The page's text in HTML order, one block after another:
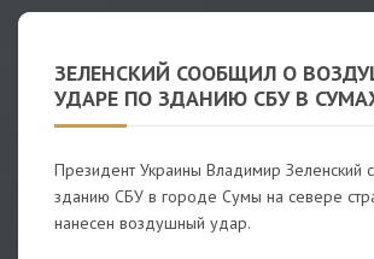
ЗЕЛЕНСКИЙ СООБЩИЛ О
УДАРЕ ПО ЗДАНИЮ СБУ В
Президент Украины Владимир Зеленский
зданию СБУ в городе Сумы на севере
нанесен воздушный удар.